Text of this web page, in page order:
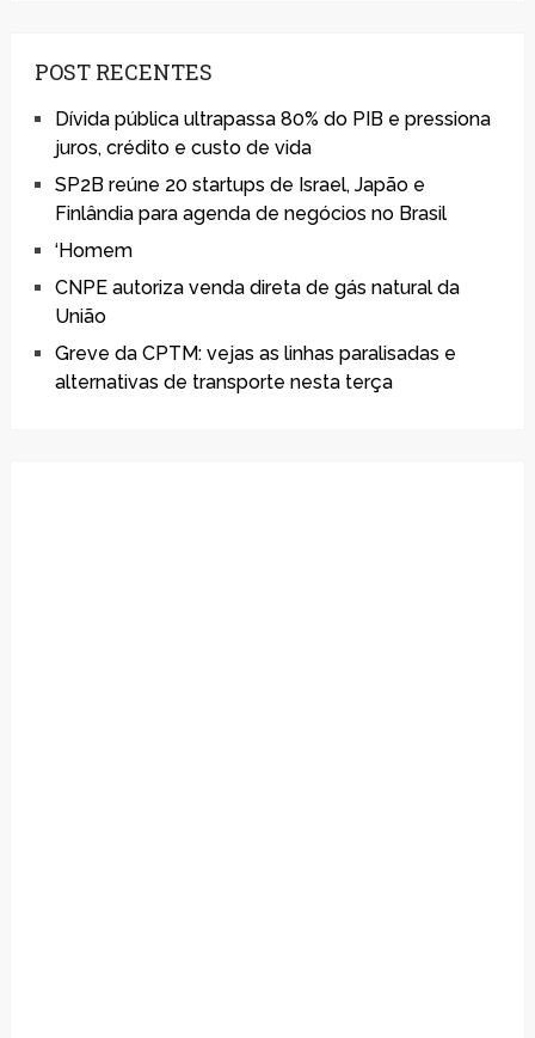
POST RECENTES
Dívida pública ultrapassa 80% do PIB e pressiona
juros, crédito e custo de vida
SP2B reúne 20 startups de Israel, Japão e
Finlândia para agenda de negócios no Brasil
‘Homem
CNPE autoriza venda direta de gás natural da
União
Greve da CPTM: vejas as linhas paralisadas e
alternativas de transporte nesta terça